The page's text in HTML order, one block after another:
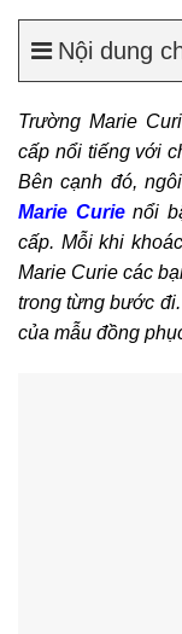
Nội dung
Trường Marie
cấp nổi tiếng với
Bên cạnh đó,
Marie Curienổi
cấp. Mỗi khi
Marie Curie các
trong từng bước
của mẫu đồng